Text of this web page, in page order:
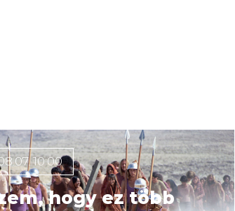
10:00
hogy ez több